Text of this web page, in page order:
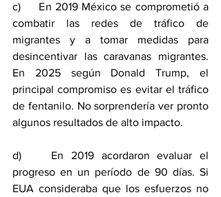
c)     En 2019 México se comprometió a
combatir las redes de tráfico de
migrantes y a tomar medidas para
desincentivar las caravanas migrantes.
En 2025 según Donald Trump, el
principal compromiso es evitar el tráfico
de fentanilo. No sorprendería ver pronto
algunos resultados de alto impacto.
d)    En 2019 acordaron evaluar el
progreso en un período de 90 días. Si
EUA consideraba que los esfuerzos no